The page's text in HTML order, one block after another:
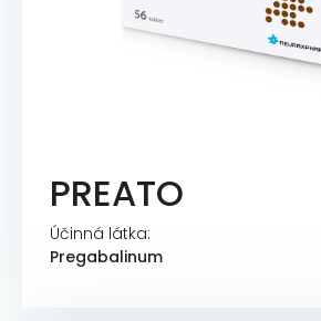
PREATO
Účinná látka:
Pregabalinum